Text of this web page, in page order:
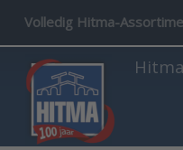
Volledig Hitma-
Hitma